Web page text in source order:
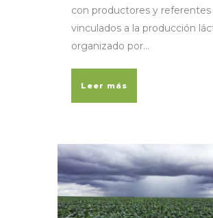
con productores y referentes
vinculados a la producción
organizado por...
Leer más